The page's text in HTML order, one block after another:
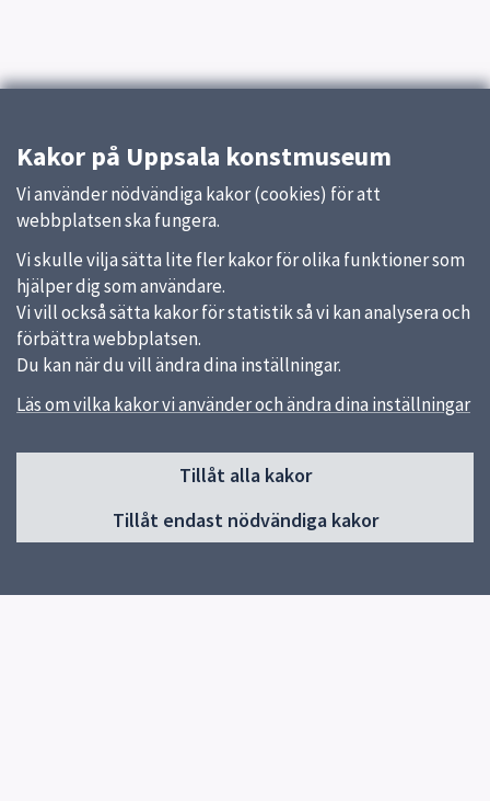
Kakor på Uppsala konstmuseum
Vi använder nödvändiga kakor (cookies) för att
webbplatsen ska fungera.
Vi skulle vilja sätta lite fler kakor för olika funktioner som
hjälper dig som användare.
Vi vill också sätta kakor för statistik så vi kan analysera och
förbättra webbplatsen.
Du kan när du vill ändra dina inställningar.
Läs om vilka kakor vi använder och ändra dina inställningar
Tillåt alla kakor
Tillåt endast nödvändiga kakor
Sidfot
Besök museet